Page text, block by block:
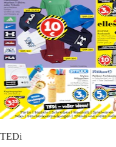
TEDi